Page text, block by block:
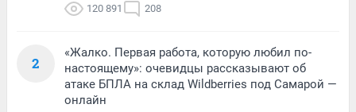
120 891 208
2
«Жалко. Первая работа, которую любил по-
настоящему»: очевидцы рассказывают об
атаке БПЛА на склад Wildberries под Самарой —
онлайн